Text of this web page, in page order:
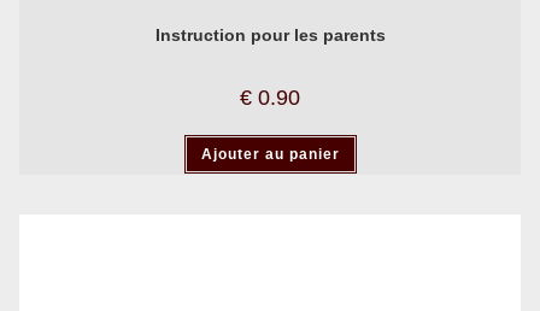
Instruction pour les parents
€ 0.90
Ajouter au panier